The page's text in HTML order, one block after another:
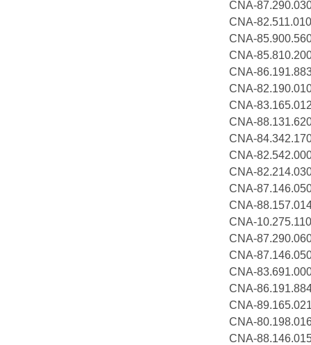
CNA-
CNA-
CNA-
CNA-
CNA-
CNA-
CNA-
CNA-
CNA-
CNA-
CNA-
CNA-
CNA-
CNA-
CNA-
CNA-
CNA-
CNA-
CNA-
CNA-
CNA-